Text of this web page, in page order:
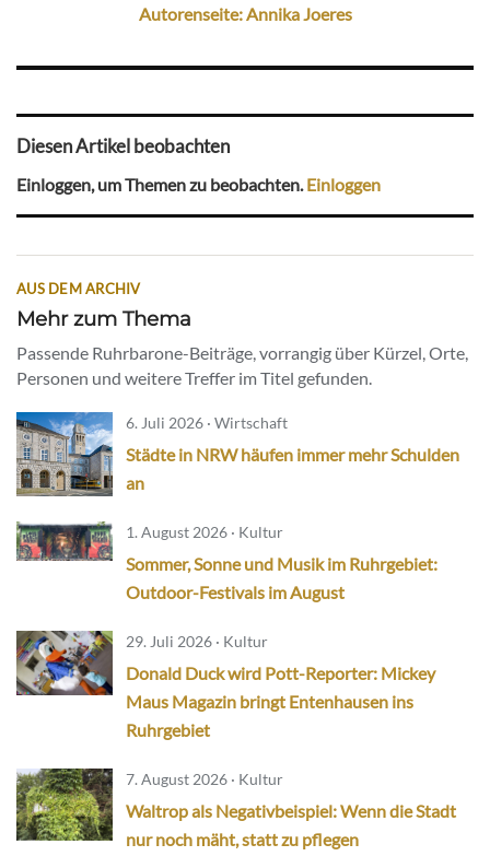
Autorenseite: Annika Joeres
Diesen Artikel beobachten
Einloggen, um Themen zu beobachten.Einloggen
AUS DEM ARCHIV
Mehr zum Thema
Passende Ruhrbarone-Beiträge, vorrangig über Kürzel, Orte,
Personen und weitere Treffer im Titel gefunden.
6. Juli 2026 · Wirtschaft
Städte in NRW häufen immer mehr Schulden
an
1. August 2026 · Kultur
Sommer, Sonne und Musik im Ruhrgebiet:
Outdoor-Festivals im August
29. Juli 2026 · Kultur
Donald Duck wird Pott-Reporter: Mickey
Maus Magazin bringt Entenhausen ins
Ruhrgebiet
7. August 2026 · Kultur
Waltrop als Negativbeispiel: Wenn die Stadt
nur noch mäht, statt zu pflegen